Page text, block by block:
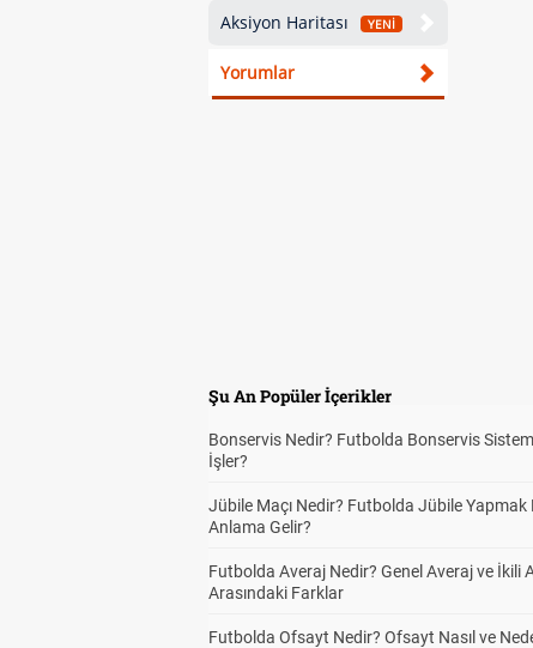
Aksiyon Haritası YENİ
Yorumlar
Şu An Popüler İçerikler
Bonservis Nedir? Futbolda Bonservis
İşler?
Jübile Maçı Nedir? Futbolda Jübile Yapmak
Anlama Gelir?
Futbolda Averaj Nedir? Genel Averaj ve İkili
Arasındaki Farklar
Futbolda Ofsayt Nedir? Ofsayt Nasıl ve